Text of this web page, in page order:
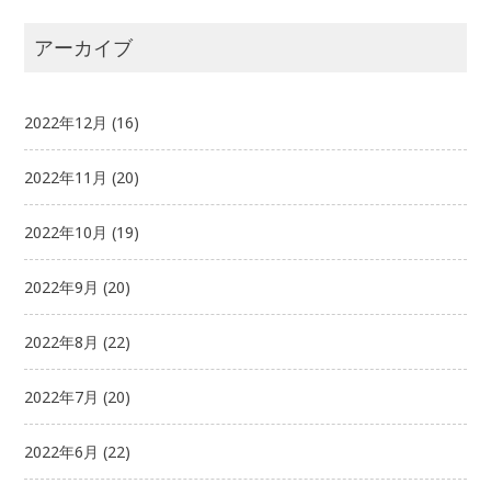
アーカイブ
2022年12月 (16)
2022年11月 (20)
2022年10月 (19)
2022年9月 (20)
2022年8月 (22)
2022年7月 (20)
2022年6月 (22)